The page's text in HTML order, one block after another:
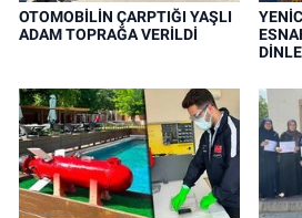
OTOMOBİLİN ÇARPTIĞI YAŞLI
ADAM TOPRAĞA VERİLDİ